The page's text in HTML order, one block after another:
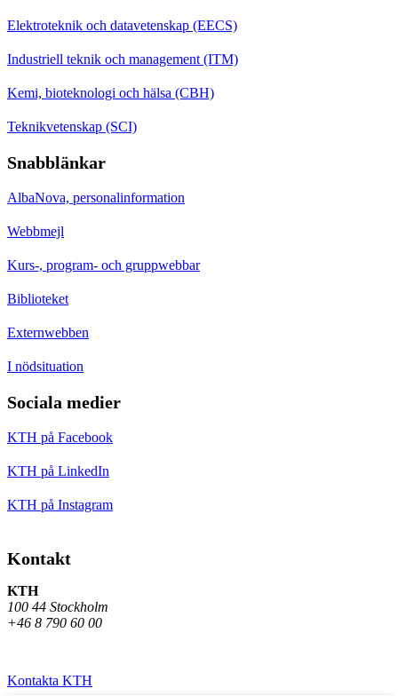
Elektroteknik och datavetenskap (EECS)
Industriell teknik och management (ITM)
Kemi, bioteknologi och hälsa (CBH)
Teknikvetenskap (SCI)
Snabblänkar
AlbaNova, personalinformation
Webbmejl
Kurs-, program- och gruppwebbar
Biblioteket
Externwebben
I nödsituation
Sociala medier
KTH på Facebook
KTH på LinkedIn
KTH på Instagram
Kontakt
KTH
100 44 Stockholm
+46 8 790 60 00
Kontakta KTH